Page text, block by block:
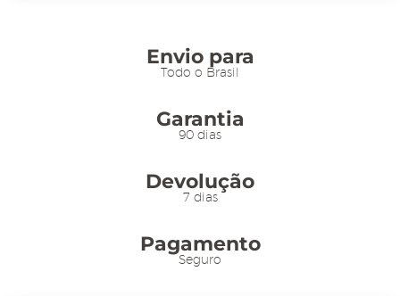
Envio para
Todo o Brasil
Garantia
90 dias
Devolução
7 dias
Pagamento
Seguro